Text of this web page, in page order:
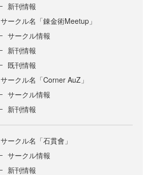
新刊情報
サークル名「錬金術Meetup」
サークル情報
新刊情報
既刊情報
サークル名「Corner AuZ」
サークル情報
新刊情報
サークル名「石貫會」
サークル情報
新刊情報